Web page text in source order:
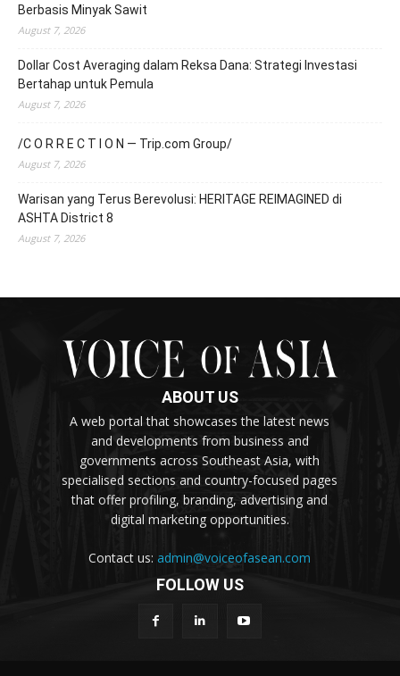
Berbasis Minyak Sawit
August 7, 2026
Dollar Cost Averaging dalam Reksa Dana: Strategi Investasi
Bertahap untuk Pemula
August 7, 2026
/C O R R E C T I O N — Trip.com Group/
August 7, 2026
Warisan yang Terus Berevolusi: HERITAGE REIMAGINED di
ASHTA District 8
August 7, 2026
ABOUT US
A web portal that showcases the latest news
and developments from business and
governments across Southeast Asia, with
specialised sections and country-focused pages
that offer profiling, branding, advertising and
digital marketing opportunities.
Contact us:admin@voiceofasean.com
FOLLOW US